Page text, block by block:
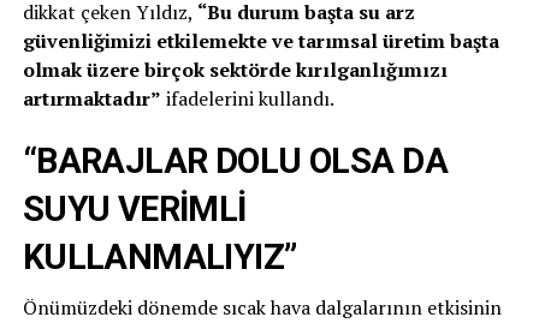
dikkat çeken Yıldız, “Bu durum başta su arz
güvenliğimizi etkilemekte ve tarımsal üretim başta
olmak üzere birçok sektörde kırılganlığımızı
artırmaktadır” ifadelerini kullandı.
“BARAJLAR DOLU OLSA DA
SUYU VERİMLİ
KULLANMALIYIZ”
Önümüzdeki dönemde sıcak hava dalgalarının etkisinin